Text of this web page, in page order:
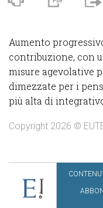
Aumento
contribuzione, con
misure agevolative
dimezzate per i
più alta di integrativo
Copyright 2026 ©